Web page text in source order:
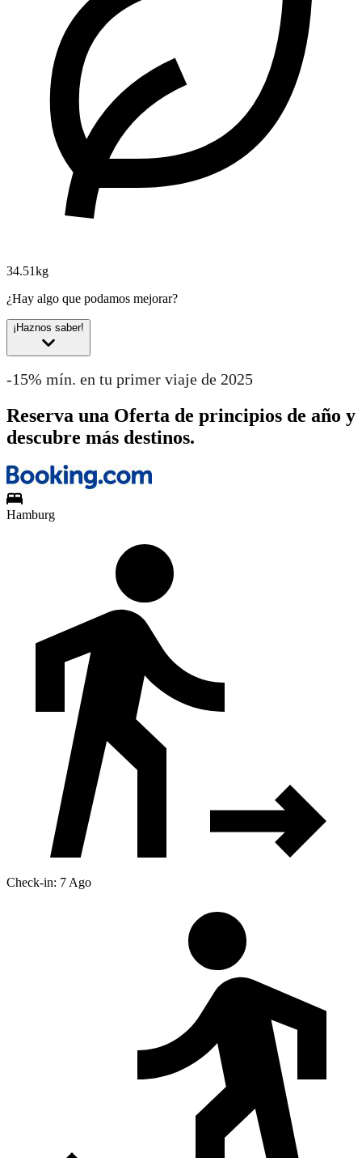
34.51kg
¿Hay algo que podamos mejorar?
¡Haznos saber!
-15% mín. en tu primer viaje de 2025
Reserva una Oferta de principios de año y
descubre más destinos.
Hamburg
Check-in: 7 Ago